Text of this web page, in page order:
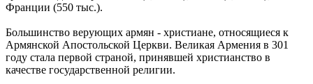
Франции (550 тыс.).
Большинство верующих армян - христиане, относящиеся к
Армянской Апостольской Церкви. Великая Армения в 301
году стала первой страной, принявшей христианство в
качестве государственной религии.